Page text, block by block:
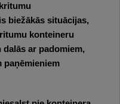
biežākās situācijas,
konteineru
ar padomiem,
paņēmieniem